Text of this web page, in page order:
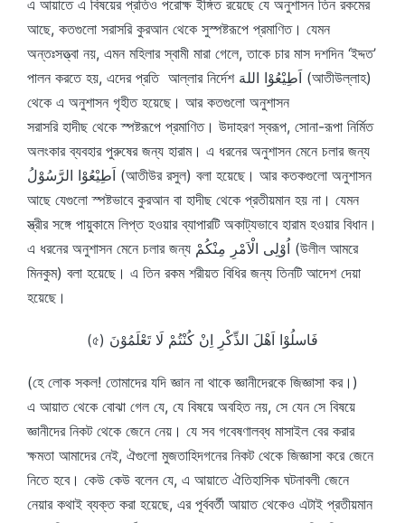
এ আয়াতে এ বিষয়ের প্রতিও পরোক্ষ ইঙ্গিত রয়েছে যে অনুশাসন তিন রকমের
আছে, কতগুলো সরাসরি কুরআন থেকে সুস্পষ্টরূপে প্রমাণিত। যেমন
অন্তঃসত্ত্বা নয়, এমন মহিলার স্বামী মারা গেলে, তাকে চার মাস দশদিন ‘ইদ্দত’
পালন করতে হয়, এদের প্রতি আল্লার নির্দেশ اَطِيْعُوْا اللهَ (আতীউল্লাহ)
থেকে এ অনুশাসন গৃহীত হয়েছে। আর কতগুলো অনুশাসন
সরাসরি হাদীছ থেকে স্পষ্টরূপে প্রমাণিত। উদাহরণ স্বরূপ, সোনা-রূপা নির্মিত
অলংকার ব্যবহার পুরুষের জন্য হারাম। এ ধরনের অনুশাসন মেনে চলার জন্য
اَطِيْعُوْا الرَّسُوْلُ (আতীউর রসুল) বলা হয়েছে। আর কতকগুলো অনুশাসন
আছে যেগুলো স্পষ্টভাবে কুরআন বা হাদীছ থেকে প্রতীয়মান হয় না। যেমন
স্ত্রীর সঙ্গে পায়ুকামে লিপ্ত হওয়ার ব্যাপারটি অকাট্যভাবে হারাম হওয়ার বিধান।
এ ধরনের অনুশাসন মেনে চলার জন্য اُوْلِى الْاَمْرِ مِنْكُمْ (উলীল আমরে
মিনকুম) বলা হয়েছে। এ তিন রকম শরীয়ত বিধির জন্য তিনটি আদেশ দেয়া
হয়েছে।
(৫) فَاسلُوْا اَهْلَ الذِّكْرِ اِنْ كُنْتُمْ لَا تَعْلَمُوْنَ
(হে লোক সকল! তোমাদের যদি জ্ঞান না থাকে জ্ঞানীদেরকে জিজ্ঞাসা কর।)
এ আয়াত থেকে বোঝা গেল যে, যে বিষয়ে অবহিত নয়, সে যেন সে বিষয়ে
জ্ঞানীদের নিকট থেকে জেনে নেয়। যে সব গবেষণালব্ধ মাসাইল বের করার
ক্ষমতা আমাদের নেই, ঐগুলো মুজতাহিদগনের নিকট থেকে জিজ্ঞাসা করে জেনে
নিতে হবে। কেউ কেউ বলেন যে, এ আয়াতে ঐতিহাসিক ঘটনাবলী জেনে
নেয়ার কথাই ব্যক্ত করা হয়েছে, এর পূর্ববর্তী আয়াত থেকেও এটাই প্রতীয়মান